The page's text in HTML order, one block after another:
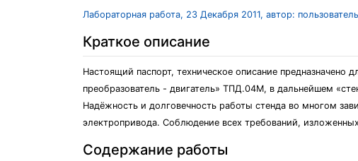
Лабораторная работа, 23 Декабря 2011, автор:
Краткое описание
Настоящий паспорт, техническое описание
преобразователь - двигатель» ТПД.04М, в дальнейшем
Надёжность и долговечность работы стенда во многом
электропривода. Соблюдение всех требований,
Содержание работы